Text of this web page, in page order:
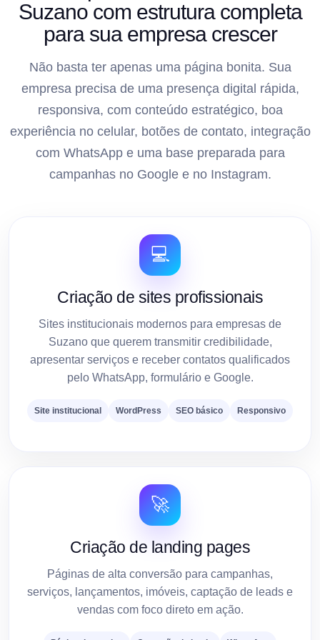
Suzano com estrutura completa
para sua empresa crescer
Não basta ter apenas uma página bonita. Sua
empresa precisa de uma presença digital rápida,
responsiva, com conteúdo estratégico, boa
experiência no celular, botões de contato, integração
com WhatsApp e uma base preparada para
campanhas no Google e no Instagram.
💻
Criação de sites profissionais
Sites institucionais modernos para empresas de
Suzano que querem transmitir credibilidade,
apresentar serviços e receber contatos qualificados
pelo WhatsApp, formulário e Google.
Site institucional WordPress SEO básico Responsivo
🚀
Criação de landing pages
Páginas de alta conversão para campanhas,
serviços, lançamentos, imóveis, captação de leads e
vendas com foco direto em ação.